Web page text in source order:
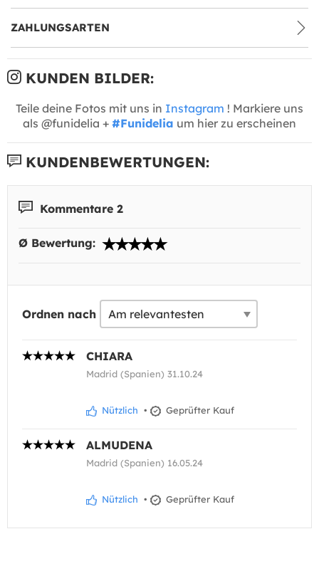
ZAHLUNGSARTEN
KUNDEN BILDER:
Teile deine Fotos mit uns in Instagram ! Markiere uns
als @funidelia + #Funidelia um hier zu erscheinen
KUNDENBEWERTUNGEN:
Kommentare 2
Ø Bewertung:
Ordnen nach
CHIARA
Madrid (Spanien) 31.10.24
Nützlich • Geprüfter Kauf
ALMUDENA
Madrid (Spanien) 16.05.24
Nützlich • Geprüfter Kauf